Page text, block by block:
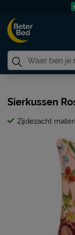
Sierkussen
Zijdezacht